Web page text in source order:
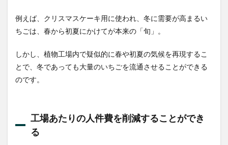
例えば、クリスマスケーキ用に使われ、冬に需要が高まるい
ちごは、春から初夏にかけてが本来の「旬」。
しかし、植物工場内で疑似的に春や初夏の気候を再現するこ
とで、冬であっても大量のいちごを流通させることができる
のです。
工場あたりの人件費を削減することができ
る